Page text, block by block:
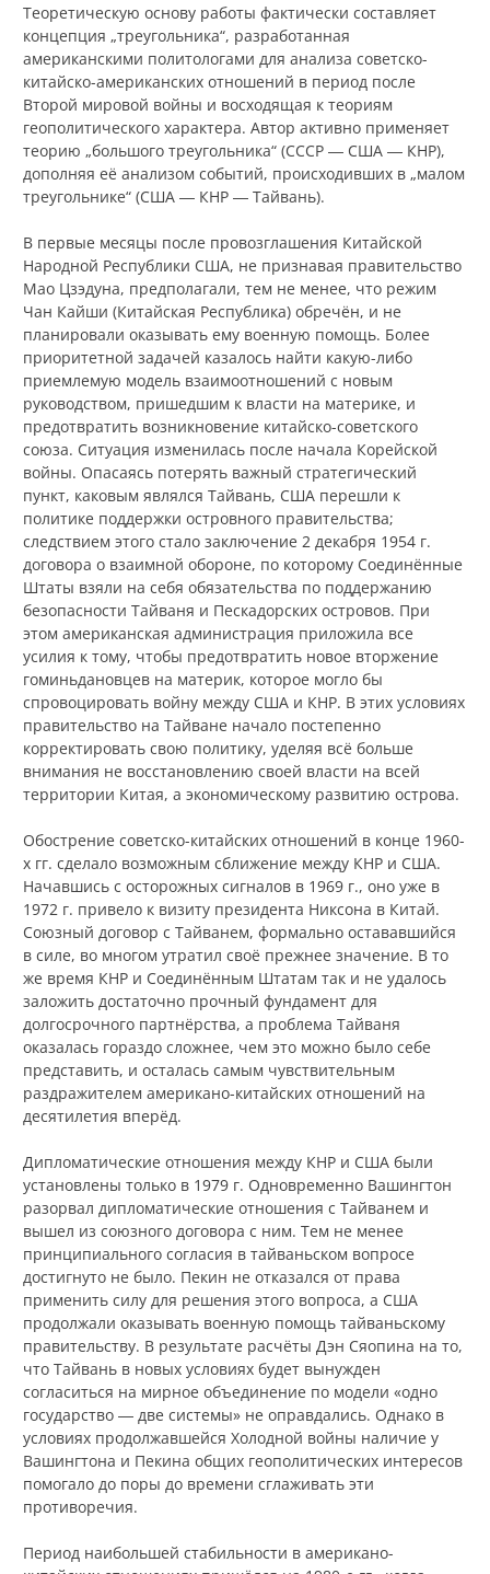
Теоретическую основу работы фактически составляет
концепция „треугольника“, разработанная
американскими политологами для анализа советско-
китайско-американских отношений в период после
Второй мировой войны и восходящая к теориям
геополитического характера. Автор активно применяет
теорию „большого треугольника“ (СССР ― США ― КНР),
дополняя её анализом событий, происходивших в „малом
треугольнике“ (США ― КНР ― Тайвань).
В первые месяцы после провозглашения Китайской
Народной Республики США, не признавая правительство
Мао Цзэдуна, предполагали, тем не менее, что режим
Чан Кайши (Китайская Республика) обречён, и не
планировали оказывать ему военную помощь. Более
приоритетной задачей казалось найти какую-либо
приемлемую модель взаимоотношений с новым
руководством, пришедшим к власти на материке, и
предотвратить возникновение китайско-советского
союза. Ситуация изменилась после начала Корейской
войны. Опасаясь потерять важный стратегический
пункт, каковым являлся Тайвань, США перешли к
политике поддержки островного правительства;
следствием этого стало заключение 2 декабря 1954 г.
договора о взаимной обороне, по которому Соединённые
Штаты взяли на себя обязательства по поддержанию
безопасности Тайваня и Пескадорских островов. При
этом американская администрация приложила все
усилия к тому, чтобы предотвратить новое вторжение
гоминьдановцев на материк, которое могло бы
спровоцировать войну между США и КНР. В этих условиях
правительство на Тайване начало постепенно
корректировать свою политику, уделяя всё больше
внимания не восстановлению своей власти на всей
территории Китая, а экономическому развитию острова.
Обострение советско-китайских отношений в конце 1960-
х гг. сделало возможным сближение между КНР и США.
Начавшись с осторожных сигналов в 1969 г., оно уже в
1972 г. привело к визиту президента Никсона в Китай.
Союзный договор с Тайванем, формально остававшийся
в силе, во многом утратил своё прежнее значение. В то
же время КНР и Соединённым Штатам так и не удалось
заложить достаточно прочный фундамент для
долгосрочного партнёрства, а проблема Тайваня
оказалась гораздо сложнее, чем это можно было себе
представить, и осталась самым чувствительным
раздражителем американо-китайских отношений на
десятилетия вперёд.
Дипломатические отношения между КНР и США были
установлены только в 1979 г. Одновременно Вашингтон
разорвал дипломатические отношения с Тайванем и
вышел из союзного договора с ним. Тем не менее
принципиального согласия в тайваньском вопросе
достигнуто не было. Пекин не отказался от права
применить силу для решения этого вопроса, а США
продолжали оказывать военную помощь тайваньскому
правительству. В результате расчёты Дэн Сяопина на то,
что Тайвань в новых условиях будет вынужден
согласиться на мирное объединение по модели «одно
государство ― две системы» не оправдались. Однако в
условиях продолжавшейся Холодной войны наличие у
Вашингтона и Пекина общих геополитических интересов
помогало до поры до времени сглаживать эти
противоречия.
Период наибольшей стабильности в американо-